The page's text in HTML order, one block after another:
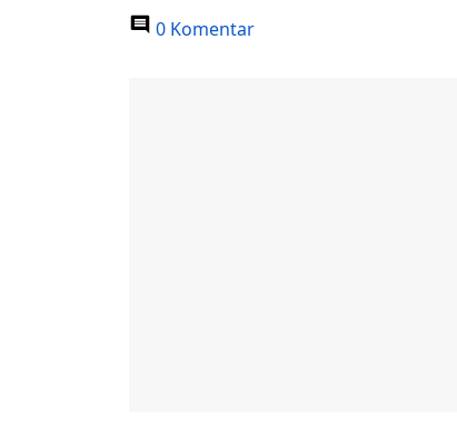
0 Komentar